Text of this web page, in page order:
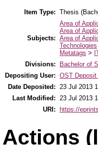
Item Type: Thesis
Subjects:
Area of
Area of
Area of
Technologies
Metatags >
Divisions:
Bachelor of
Depositing User: OST Deposit
Date Deposited: 23 Jul 2013
Last Modified: 23 Jul 2013
URI:
https://
Actions